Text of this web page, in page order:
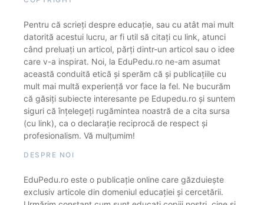
Pentru că scrieți despre educație, sau cu atât mai mult
datorită acestui lucru, ar fi util să citați cu link, atunci
când preluați un articol, părți dintr-un articol sau o idee
care v-a inspirat. Noi, la EduPedu.ro ne-am asumat
această conduită etică și sperăm că și publicațiile cu
mult mai multă experiență vor face la fel. Ne bucurăm
că găsiți subiecte interesante pe Edupedu.ro și suntem
siguri că înțelegeți rugămintea noastră de a cita sursa
(cu link), ca o declarație reciprocă de respect și
profesionalism. Vă mulțumim!
DESPRE NOI
EduPedu.ro este o publicație online care găzduiește
exclusiv articole din domeniul educației și cercetării.